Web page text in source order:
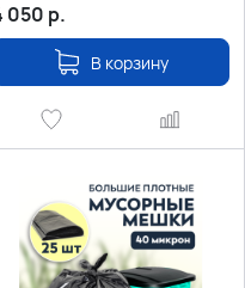
050 р.
В корзину